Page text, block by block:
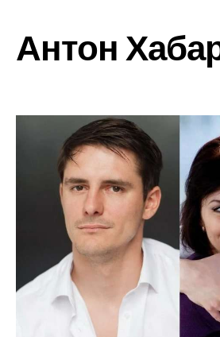
Антон